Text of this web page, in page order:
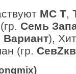
МС Т,
Семь
Вариант),
(гр.